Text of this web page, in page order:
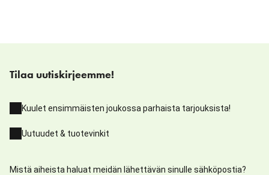
Tilaa uutiskirjeemme!
Kuulet ensimmäisten joukossa parhaista tarjouksista!
Uutuudet & tuotevinkit
Mistä aiheista haluat meidän lähettävän sinulle sähköpostia?